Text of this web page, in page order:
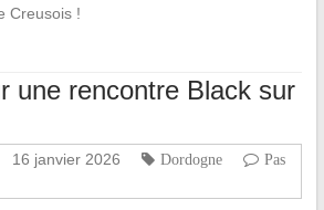
Creusois !
une rencontre Black sur
16 janvier 2026 Dordogne
Pas